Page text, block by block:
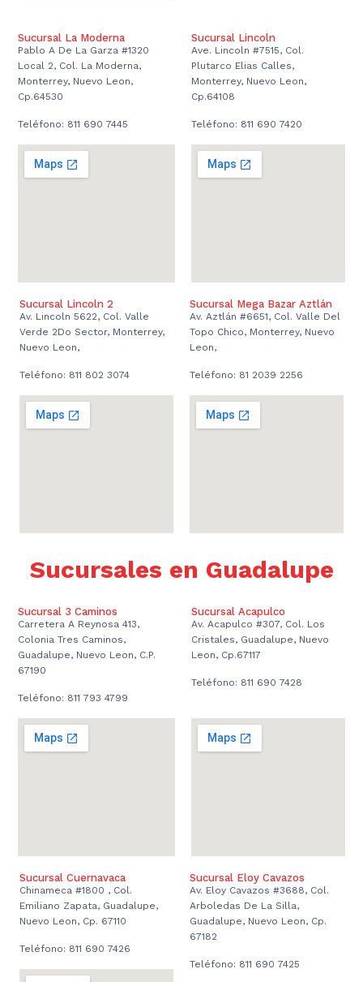
Sucursal La Moderna
Pablo A De La Garza #1320
Local 2, Col. La Moderna,
Monterrey, Nuevo Leon,
Cp.64530
Teléfono: 811 690 7445
Sucursal Lincoln
Ave. Lincoln #7515, Col.
Plutarco Elias Calles,
Monterrey, Nuevo Leon,
Cp.64108
Teléfono: 811 690 7420
Sucursal Lincoln 2
Av. Lincoln 5622, Col. Valle
Verde 2Do Sector, Monterrey,
Nuevo Leon,
Teléfono: 811 802 3074
Sucursal Mega Bazar Aztlán
Av. Aztlán #6651, Col. Valle Del
Topo Chico, Monterrey, Nuevo
Leon,
Teléfono: 81 2039 2256
Sucursales en Guadalupe
Sucursal 3 Caminos
Carretera A Reynosa 413,
Colonia Tres Caminos,
Guadalupe, Nuevo Leon, C.P.
67190
Teléfono: 811 793 4799
Sucursal Acapulco
Av. Acapulco #307, Col. Los
Cristales, Guadalupe, Nuevo
Leon, Cp.67117
Teléfono: 811 690 7428
Sucursal Cuernavaca
Chinameca #1800 , Col.
Emiliano Zapata, Guadalupe,
Nuevo Leon, Cp. 67110
Teléfono: 811 690 7426
Sucursal Eloy Cavazos
Av. Eloy Cavazos #3688, Col.
Arboledas De La Silla,
Guadalupe, Nuevo Leon, Cp.
67182
Teléfono: 811 690 7425